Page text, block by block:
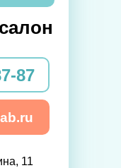
11
87